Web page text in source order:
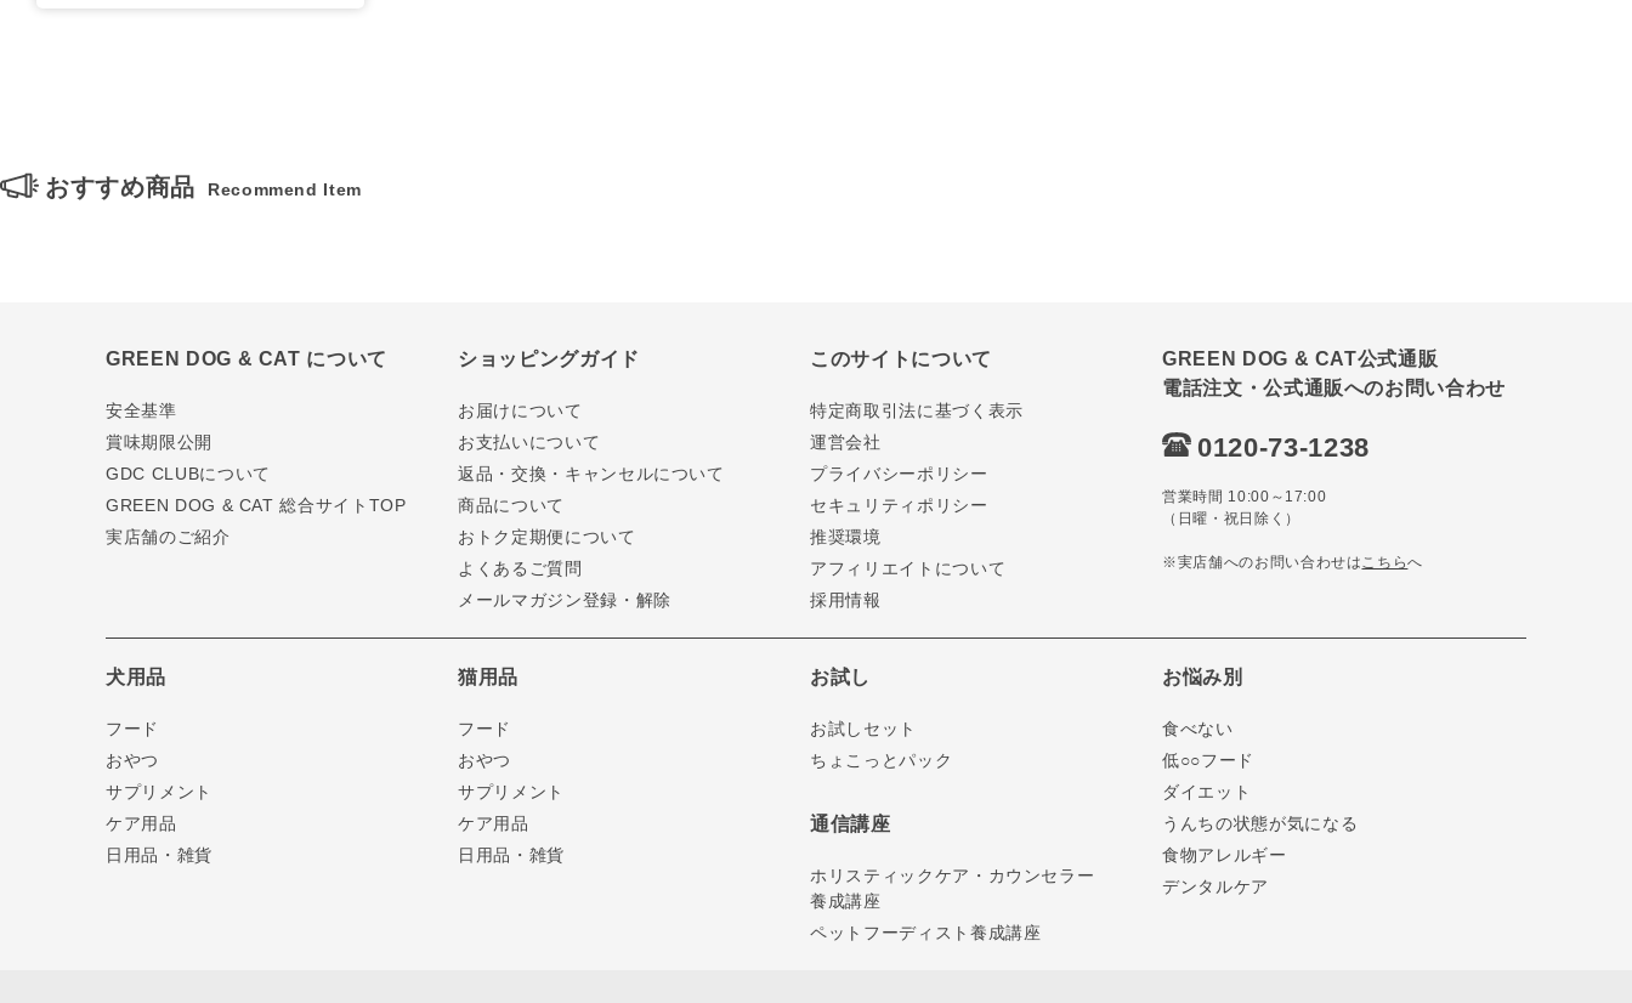
おすすめ商品 Recommend Item
GREEN DOG & CAT について
安全基準
賞味期限公開
GDC CLUBについて
GREEN DOG & CAT 総合サイトTOP
実店舗のご紹介
ショッピングガイド
お届けについて
お支払いについて
返品・交換・キャンセルについて
商品について
おトク定期便について
よくあるご質問
メールマガジン登録・解除
このサイトについて
特定商取引法に基づく表示
運営会社
プライバシーポリシー
セキュリティポリシー
推奨環境
アフィリエイトについて
採用情報
GREEN DOG & CAT公式通販
電話注文・公式通販へのお問い合わせ
0120-73-1238
営業時間 10:00～17:00
（日曜・祝日除く）
※実店舗へのお問い合わせはこちらへ
犬用品
フード
おやつ
サプリメント
ケア用品
日用品・雑貨
猫用品
フード
おやつ
サプリメント
ケア用品
日用品・雑貨
お試し
お試しセット
ちょこっとパック
通信講座
ホリスティックケア・カウンセラー
養成講座
ペットフーディスト養成講座
お悩み別
食べない
低○○フード
ダイエット
うんちの状態が気になる
食物アレルギー
デンタルケア